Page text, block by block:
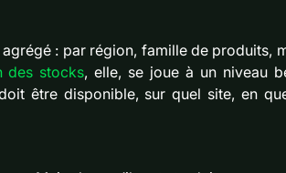
: par région, famille de produits,
des stocks, elle, se joue à un niveau
être disponible, sur quel site, en